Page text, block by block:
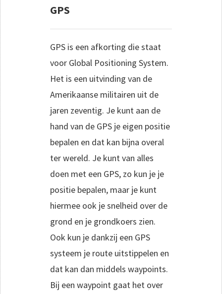
GPS
GPS is een afkorting die staat
voor Global Positioning System.
Het is een uitvinding van de
Amerikaanse militairen uit de
jaren zeventig. Je kunt aan de
hand van de GPS je eigen positie
bepalen en dat kan bijna overal
ter wereld. Je kunt van alles
doen met een GPS, zo kun je je
positie bepalen, maar je kunt
hiermee ook je snelheid over de
grond en je grondkoers zien.
Ook kun je dankzij een GPS
systeem je route uitstippelen en
dat kan dan middels waypoints.
Bij een waypoint gaat het over